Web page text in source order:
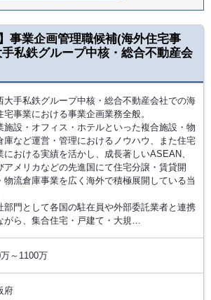
事業企画管理職候補(海外住宅事
私鉄グループ中核・総合不動産会
大手私鉄グループ中核・総合不動産会社での海
宅事業における事業企画業務全般。
施設・オフィス・ホテルといった複合施設・物
庫など運営・管理におけるノウハウ、また住宅
における実績を活かし、成長著しいASEAN、
アメリカなどの先進国にて住宅分譲・賃貸開
物流倉庫事業を広く海外で積極展開している当
部門として各国の駐在員や外部委託業者と連携
がら、集合住宅・戸建て・大規…
～1100万
府